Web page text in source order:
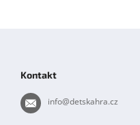
Kontakt
info@detskahra.cz